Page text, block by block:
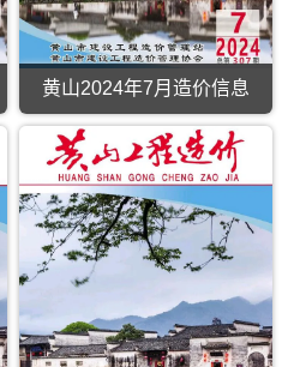
黄山2024年7月造价信息